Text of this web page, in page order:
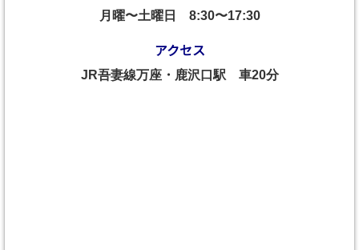
月曜〜土曜日 8:30〜17:30
アクセス
JR吾妻線万座・鹿沢口駅 車20分